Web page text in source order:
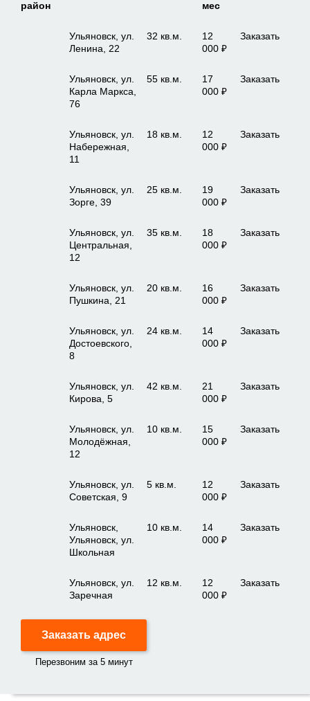
район
мес
Ульяновск, ул.
Ленина, 22
32 кв.м.
12
000 ₽
Заказать
Ульяновск, ул.
Карла Маркса,
76
55 кв.м.
17
000 ₽
Заказать
Ульяновск, ул.
Набережная,
11
18 кв.м.
12
000 ₽
Заказать
Ульяновск, ул.
Зорге, 39
25 кв.м.
19
000 ₽
Заказать
Ульяновск, ул.
Центральная,
12
35 кв.м.
18
000 ₽
Заказать
Ульяновск, ул.
Пушкина, 21
20 кв.м.
16
000 ₽
Заказать
Ульяновск, ул.
Достоевского,
8
24 кв.м.
14
000 ₽
Заказать
Ульяновск, ул.
Кирова, 5
42 кв.м.
21
000 ₽
Заказать
Ульяновск, ул.
Молодёжная,
12
10 кв.м.
15
000 ₽
Заказать
Ульяновск, ул.
Советская, 9
5 кв.м.
12
000 ₽
Заказать
Ульяновск,
Ульяновск, ул.
Школьная
10 кв.м.
14
000 ₽
Заказать
Ульяновск, ул.
Заречная
12 кв.м.
12
000 ₽
Заказать
Заказать адрес
Перезвоним за 5 минут